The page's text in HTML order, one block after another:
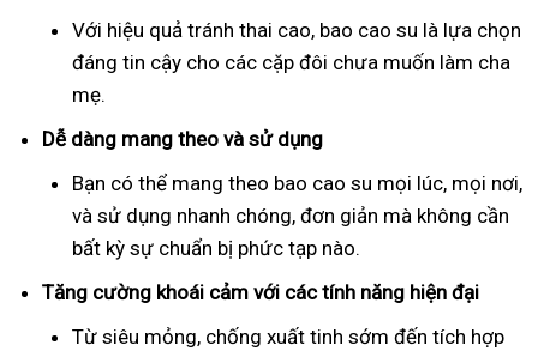
Với hiệu quả tránh thai cao, bao cao su là lựa chọn
đáng tin cậy cho các cặp đôi chưa muốn làm cha
mẹ.
Dễ dàng mang theo và sử dụng
Bạn có thể mang theo bao cao su mọi lúc, mọi nơi,
và sử dụng nhanh chóng, đơn giản mà không cần
bất kỳ sự chuẩn bị phức tạp nào.
Tăng cường khoái cảm với các tính năng hiện đại
Từ siêu mỏng, chống xuất tinh sớm đến tích hợp